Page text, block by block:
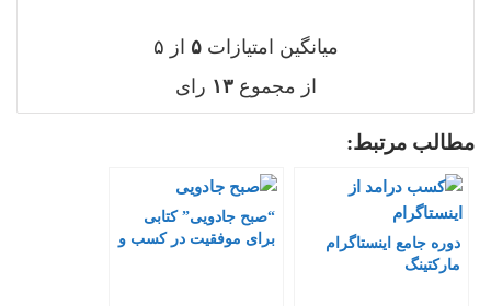
میانگین امتیازات۵ از ۵
از مجموع۱۳ رای
مطالب مرتبط:
دوره جامع اینستاگرام
مارکتینگ
“صبح جادویی” کتابی
برای موفقیت در کسب و